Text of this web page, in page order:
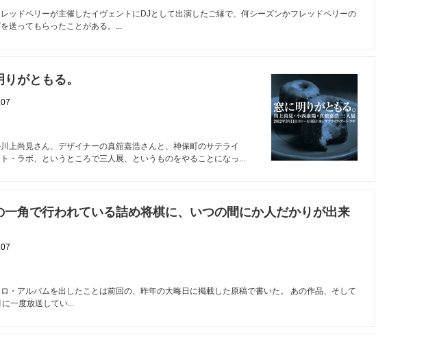
ッドペリーが主催したイヴェントにDJとして出演したご縁で、何シーズンかフレッドペリーの
送ってもらったことがある。...
りがともる。
上尚見さん、デザイナーの真舘嘉浩さんと、神保町のサテライ
・ラボ、というところで三人展、というものをやることになっ...
一角で行われている詰め将棋に、いつの間にか人だかりが出来
・アルバムを出したことは前回の、昨年の大晦日に掲載した原稿で書いた。 あの作品、そして
に一度放送してい...